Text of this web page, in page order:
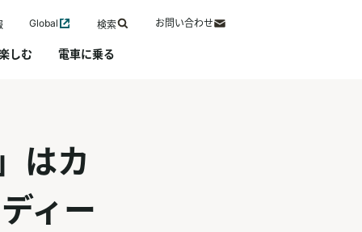
Global 検索 お問い合わせ
しむ 電車に乗る
はカ
ィー